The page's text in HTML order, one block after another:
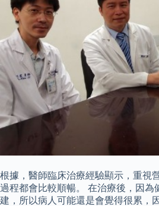
根據，醫師臨床治療經驗顯示，重視
過程都會比較順暢。 在治療後，因為
建，所以病人可能還是會覺得很累，